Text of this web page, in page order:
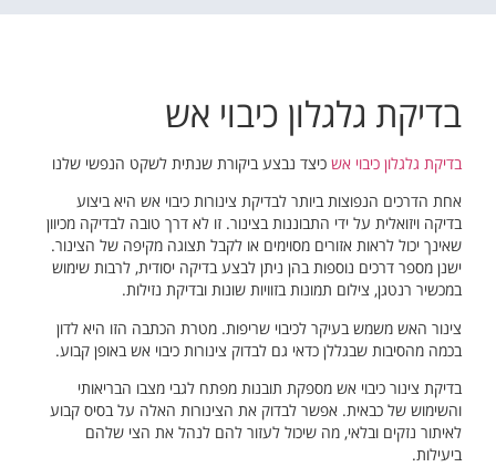
בדיקת גלגלון כיבוי אש
בדיקת גלגלון כיבוי אש כיצד נבצע ביקורת שנתית לשקט הנפשי שלנו
אחת הדרכים הנפוצות ביותר לבדיקת צינורות כיבוי אש היא ביצוע
בדיקה ויזואלית על ידי התבוננות בצינור. זו לא דרך טובה לבדיקה מכיוון
שאינך יכול לראות אזורים מסוימים או לקבל תצוגה מקיפה של הצינור.
ישנן מספר דרכים נוספות בהן ניתן לבצע בדיקה יסודית, לרבות שימוש
במכשיר רנטגן, צילום תמונות בזוויות שונות ובדיקת נזילות.
צינור האש משמש בעיקר לכיבוי שריפות. מטרת הכתבה הזו היא לדון
בכמה מהסיבות שבגללן כדאי גם לבדוק צינורות כיבוי אש באופן קבוע.
בדיקת צינור כיבוי אש מספקת תובנות מפתח לגבי מצבו הבריאותי
והשימוש של כבאית. אפשר לבדוק את הצינורות האלה על בסיס קבוע
לאיתור נזקים ובלאי, מה שיכול לעזור להם לנהל את הצי שלהם
ביעילות.